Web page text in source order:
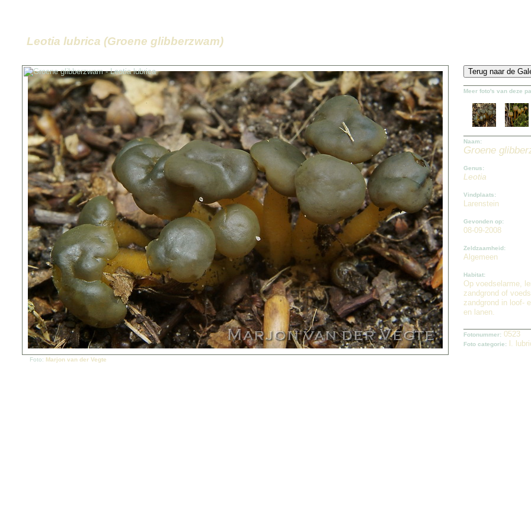
Leotia lubrica (Groene glibberzwam)
Foto: Marjon van der Vegte
Meer foto's van deze
Naam:
Groene
Genus:
Leotia
Vindplaats:
Larenstein
Gevonden op:
08-09-2008
Zeldzaamheid:
Algemeen
Habitat:
Op voedselarme,
zandgrond of
zandgrond in loof-
en lanen.
Fotonummer: 0523
Foto categorie: l.